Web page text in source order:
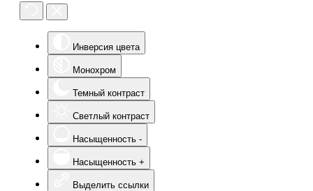
Инверсия цвета
Монохром
Темный контраст
Светлый контраст
Насыщенность -
Насыщенность +
Выделить ссылки